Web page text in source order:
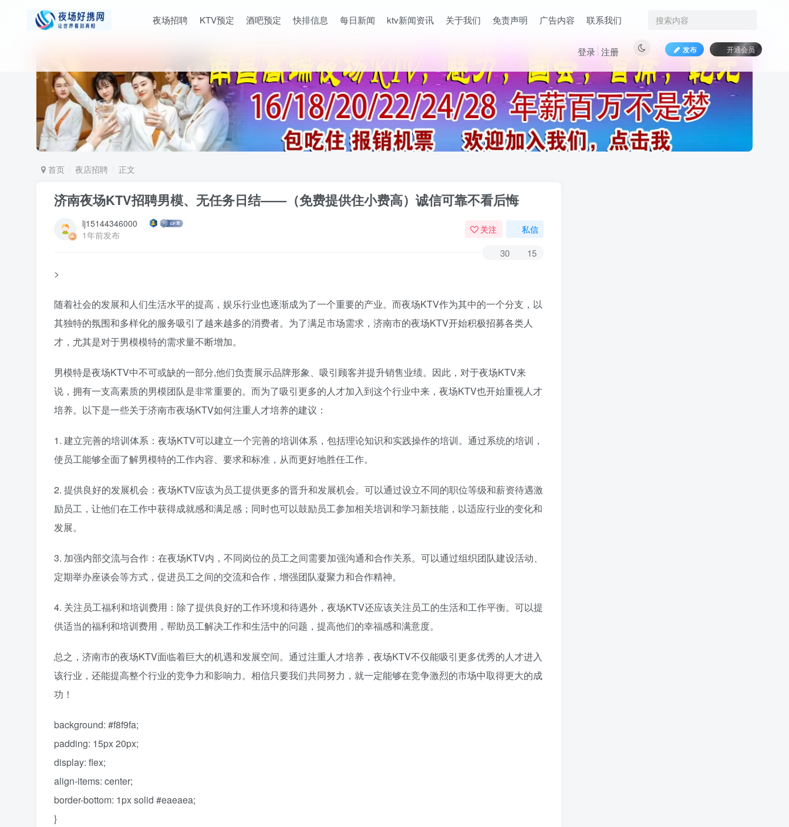
夜场招聘 KTV预定 酒吧预定 快排信息 每日新闻 ktv新闻资讯 关于我们 免责声明 广告内容 联系我们
发布 开通会员
登录 注册
首页 夜店招聘 正文
济南夜场KTV招聘男模、无任务日结——（免费提供住小费高）诚信可靠不看后悔
lj15144346000
1年前发布
关注 私信
30 15
>
随着社会的发展和人们生活水平的提高，娱乐行业也逐渐成为了一个重要的产业。而夜场KTV作为其中的一个分支，以
其独特的氛围和多样化的服务吸引了越来越多的消费者。为了满足市场需求，济南市的夜场KTV开始积极招募各类人
才，尤其是对于男模模特的需求量不断增加。
男模特是夜场KTV中不可或缺的一部分,他们负责展示品牌形象、吸引顾客并提升销售业绩。因此，对于夜场KTV来
说，拥有一支高素质的男模团队是非常重要的。而为了吸引更多的人才加入到这个行业中来，夜场KTV也开始重视人才
培养。以下是一些关于济南市夜场KTV如何注重人才培养的建议：
1. 建立完善的培训体系：夜场KTV可以建立一个完善的培训体系，包括理论知识和实践操作的培训。通过系统的培训，
使员工能够全面了解男模特的工作内容、要求和标准，从而更好地胜任工作。
2. 提供良好的发展机会：夜场KTV应该为员工提供更多的晋升和发展机会。可以通过设立不同的职位等级和薪资待遇激
励员工，让他们在工作中获得成就感和满足感；同时也可以鼓励员工参加相关培训和学习新技能，以适应行业的变化和
发展。
3. 加强内部交流与合作：在夜场KTV内，不同岗位的员工之间需要加强沟通和合作关系。可以通过组织团队建设活动、
定期举办座谈会等方式，促进员工之间的交流和合作，增强团队凝聚力和合作精神。
4. 关注员工福利和培训费用：除了提供良好的工作环境和待遇外，夜场KTV还应该关注员工的生活和工作平衡。可以提
供适当的福利和培训费用，帮助员工解决工作和生活中的问题，提高他们的幸福感和满意度。
总之，济南市的夜场KTV面临着巨大的机遇和发展空间。通过注重人才培养，夜场KTV不仅能吸引更多优秀的人才进入
该行业，还能提高整个行业的竞争力和影响力。相信只要我们共同努力，就一定能够在竞争激烈的市场中取得更大的成
功！
background: #f8f9fa;
padding: 15px 20px;
display: flex;
align-items: center;
border-bottom: 1px solid #eaeaea;
}